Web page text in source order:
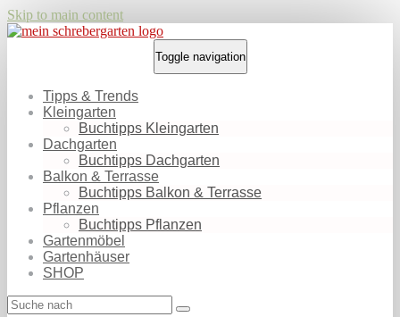
Skip to main content
Toggle navigation
Tipps & Trends
Kleingarten
Buchtipps Kleingarten
Dachgarten
Buchtipps Dachgarten
Balkon & Terrasse
Buchtipps Balkon & Terrasse
Pflanzen
Buchtipps Pflanzen
Gartenmöbel
Gartenhäuser
SHOP